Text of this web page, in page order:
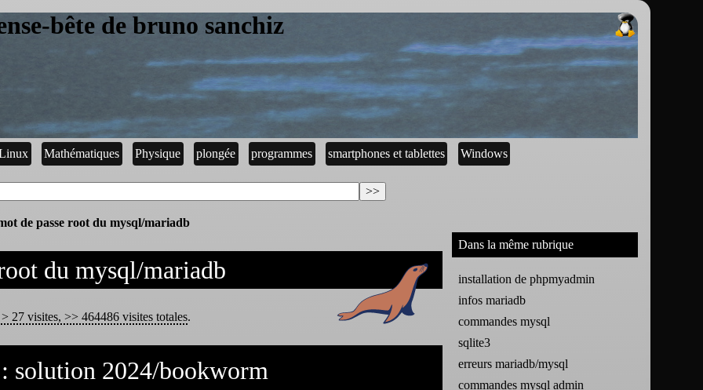
bête de bruno sanchiz
Mathématiques Physique plongée programmes smartphones et tablettes Windows
de passe root du mysql/mariadb
du mysql/mariadb
27 visites, >> 464486 visites totales.
solution 2024/bookworm
Dans la même rubrique
installation de phpmyadmin
infos mariadb
commandes mysql
sqlite3
erreurs mariadb/mysql
commandes mysql admin